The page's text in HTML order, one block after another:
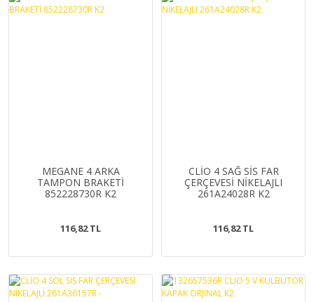
MEGANE 4 ARKA
TAMPON BRAKETİ
852228730R K2
116,82 TL
CLİO 4 SAĞ SİS FAR
ÇERÇEVESİ NİKELAJLI
261A24028R K2
116,82 TL